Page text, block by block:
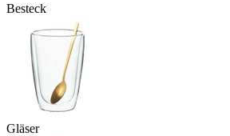
Besteck
Gläser